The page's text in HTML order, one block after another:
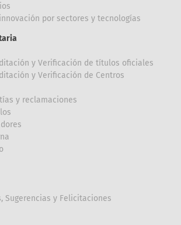
por sectores y tecnologías
y Verificación de títulos oficiales
y Verificación de Centros
y reclamaciones
Sugerencias y Felicitaciones